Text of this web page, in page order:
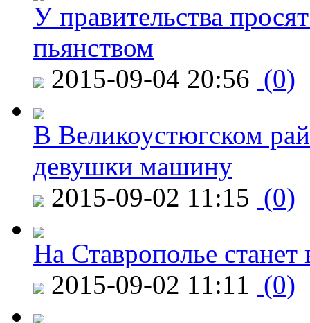
У правительства
пьянством
2015-09-04 20:56 (0)
В Великоустюгском
девушки машину
2015-09-02 11:15 (0)
На Ставрополье
2015-09-02 11:11 (0)